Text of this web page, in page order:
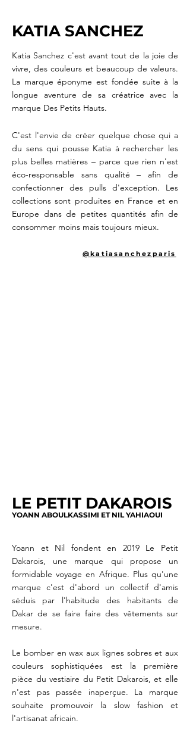
KATIA SANCHEZ
Katia Sanchez c'est avant tout de la joie de
vivre, des couleurs et beaucoup de valeurs.
La marque éponyme est fondée suite à la
longue aventure de sa créatrice avec la
marque Des Petits Hauts.
C'est l'envie de créer quelque chose qui a
du sens qui pousse Katia à rechercher les
plus belles matières – parce que rien n'est
éco-responsable sans qualité – afin de
confectionner des pulls d'exception. Les
collections sont produites en France et en
Europe dans de petites quantités afin de
consommer moins mais toujours mieux.
@katiasanchezparis
LE PETIT DAKAROIS
YOANN ABOULKASSIMI ET NIL YAHIAOUI
Yoann et Nil fondent en 2019 Le Petit
Dakarois, une marque qui propose un
formidable voyage en Afrique. Plus qu'une
marque c'est d'abord un collectif d'amis
séduis par l'habitude des habitants de
Dakar de se faire faire des vêtements sur
mesure.
Le bomber en wax aux lignes sobres et aux
couleurs sophistiquées est la première
pièce du vestiaire du Petit Dakarois, et elle
n'est pas passée inaperçue. La marque
souhaite promouvoir la slow fashion et
l'artisanat africain.